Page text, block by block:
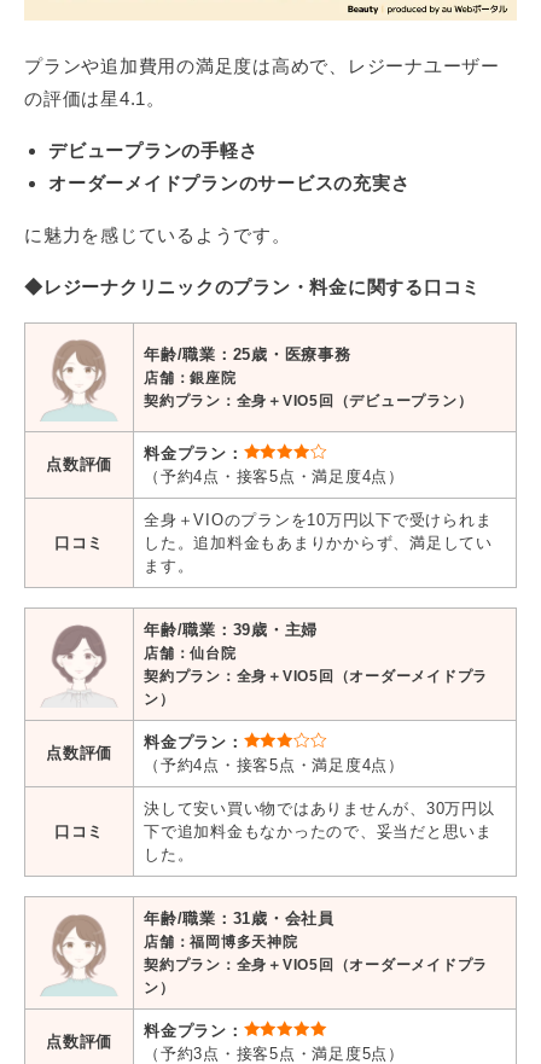
プランや追加費用の満足度は高めで、レジーナユーザー
の評価は星4.1。
デビュープランの手軽さ
オーダーメイドプランのサービスの充実さ
に魅力を感じているようです。
◆レジーナクリニックのプラン・料金に関する口コミ
年齢/職業：25歳・医療事務
店舗：銀座院
契約プラン：全身＋VIO5回（デビュープラン）
点数評価
料金プラン：
（予約4点・接客5点・満足度4点）
口コミ
全身＋VIOのプランを10万円以下で受けられま
した。追加料金もあまりかからず、満足してい
ます。
年齢/職業：39歳・主婦
店舗：仙台院
契約プラン：全身＋VIO5回（オーダーメイドプラ
ン）
点数評価
料金プラン：
（予約4点・接客5点・満足度4点）
口コミ
決して安い買い物ではありませんが、30万円以
下で追加料金もなかったので、妥当だと思いま
した。
年齢/職業：31歳・会社員
店舗：福岡博多天神院
契約プラン：全身＋VIO5回（オーダーメイドプラ
ン）
点数評価
料金プラン：
（予約3点・接客5点・満足度5点）